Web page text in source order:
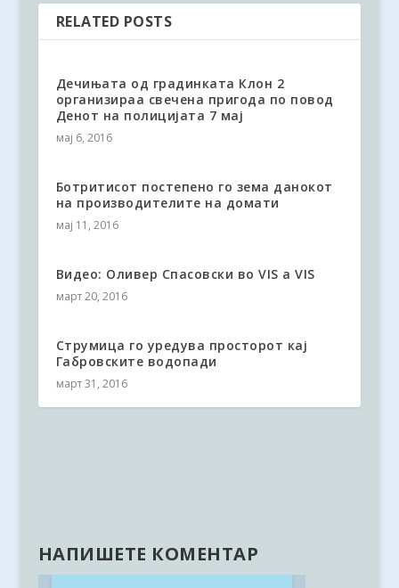
RELATED POSTS
Дечињата од градинката Клон 2
организираа свечена пригода по повод
Денот на полицијата 7 мај
мај 6, 2016
Ботритисот постепено го зема данокот
на производителите на домати
мај 11, 2016
Видео: Оливер Спасовски во VIS a VIS
март 20, 2016
Струмица го уредува просторот кај
Габровските водопади
март 31, 2016
НАПИШЕТЕ КОМЕНТАР